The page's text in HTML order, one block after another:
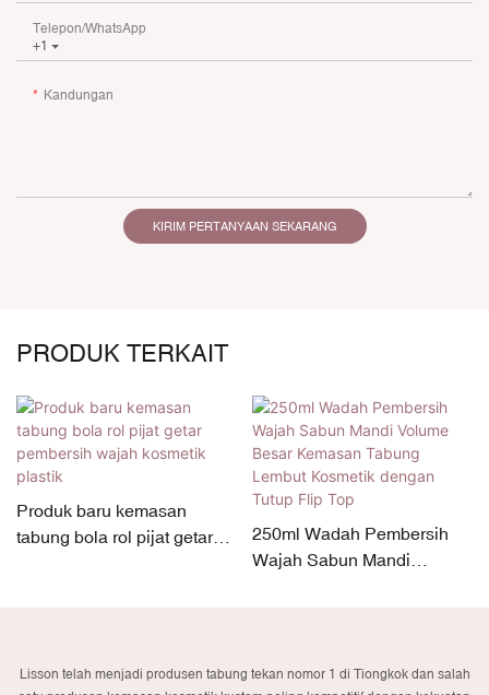
+1
Telepon/WhatsApp
Kandungan
KIRIM PERTANYAAN SEKARANG
PRODUK TERKAIT
Produk baru kemasan
tabung bola rol pijat getar
250ml Wadah Pembersih
Wajah Sabun Mandi
Lisson telah menjadi produsen tabung tekan nomor 1 di Tiongkok dan salah